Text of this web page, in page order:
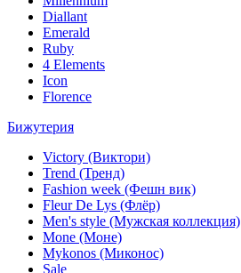
Diallant
Emerald
Ruby
4 Elements
Icon
Florence
Бижутерия
Victory (Виктори)
Trend (Тренд)
Fashion week (Фешн вик)
Fleur De Lys (Флёр)
Men's style (Мужская коллекция)
Mone (Моне)
Mykonos (Миконос)
Sale